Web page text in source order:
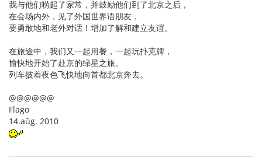
我与他们唠起了家常，并鼓励他们到了北京之后，
在会场内外，见了外国世界语朋友，
要勇敢地和老外对话！增加了解和建立友谊。
在旅途中，我们又一起用餐，一起玩扑克牌，
愉快地开始了赴京的绿星之旅。
列车披着夜色飞快地向首都北京奔去。
@@@@@@
Flago
14.aŭg. 2010